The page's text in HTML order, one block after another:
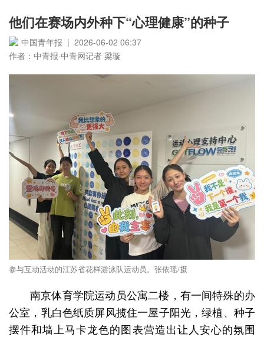
他们在赛场内外种下“心理健康”的种子
中国青年报 | 2026-06-02 06:37
作者：中青报·中青网记者 梁璇
参与互动活动的江苏省花样游泳队运动员。张依瑶/摄
南京体育学院运动员公寓二楼，有一间特殊的办
公室，乳白色纸质屏风揽住一屋子阳光，绿植、种子
摆件和墙上马卡龙色的图表营造出让人安心的氛围